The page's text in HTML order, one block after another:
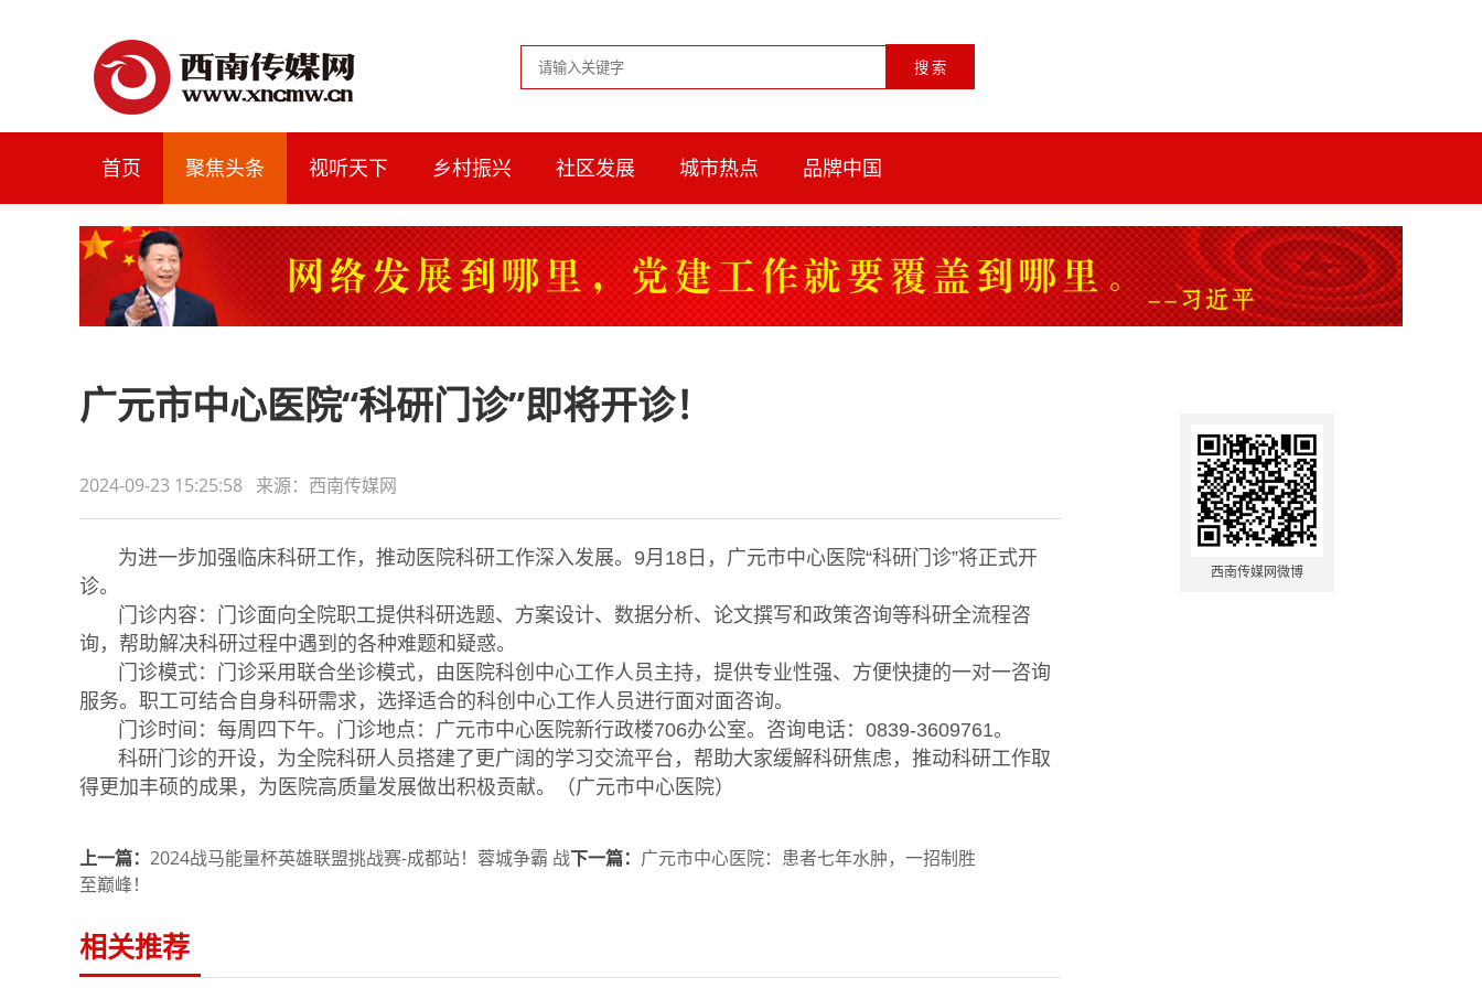
西南传媒网微博
首页 聚焦头条 视听天下 乡村振兴 社区发展 城市热点 品牌中国
广元市中心医院“科研门诊”即将开诊！
2024-09-23 15:25:58 来源：西南传媒网
为进一步加强临床科研工作，推动医院科研工作深入发展。9月18日，广元市中心医院“科研门诊”将正式开
诊。
门诊内容：门诊面向全院职工提供科研选题、方案设计、数据分析、论文撰写和政策咨询等科研全流程咨
询，帮助解决科研过程中遇到的各种难题和疑惑。
门诊模式：门诊采用联合坐诊模式，由医院科创中心工作人员主持，提供专业性强、方便快捷的一对一咨询
服务。职工可结合自身科研需求，选择适合的科创中心工作人员进行面对面咨询。
门诊时间：每周四下午。门诊地点：广元市中心医院新行政楼706办公室。咨询电话：0839-3609761。
科研门诊的开设，为全院科研人员搭建了更广阔的学习交流平台，帮助大家缓解科研焦虑，推动科研工作取
得更加丰硕的成果，为医院高质量发展做出积极贡献。（广元市中心医院）
上一篇： 2024战马能量杯英雄联盟挑战赛-成都站！蓉城争霸 战
至巅峰！
下一篇： 广元市中心医院：患者七年水肿，一招制胜
相关推荐